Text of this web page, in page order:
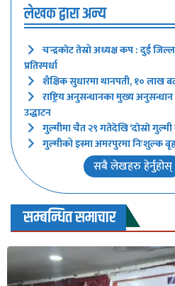
लेखक द्वारा अन्य
चन्द्रकाेट तेस्रो अध्यक्ष कप : दुई
प्रतिस्पर्धा
शैक्षिक सुधारमा थानपती, १० लाख
राष्ट्रिय अनुसन्धानका मुख्य
उद्धाटन
गुल्मीमा चैत २९ गतेदेखि ‘दाेस्राे
गुल्मीको इस्मा अमरपुरमा निःशुल्क
सबै लेखहरु हेर्नुहोस्
सम्बन्धित समाचार